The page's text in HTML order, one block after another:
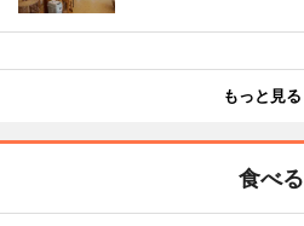
もっと見る
食べる